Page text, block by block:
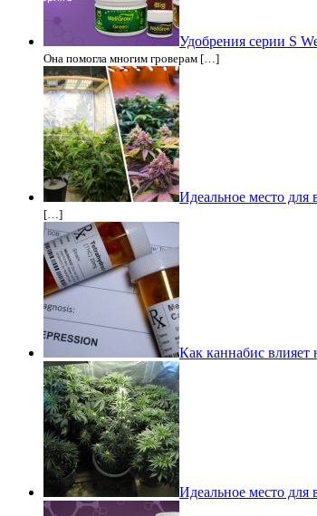
Удобрения серии S
Она помогла многим гроверам […]
Идеальное место
[…]
Как каннабис влияет
Идеальное место